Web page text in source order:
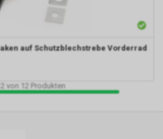
auf Schutzblechstrebe Vorderrad
von 12 Produkten